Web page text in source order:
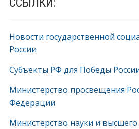
Новости государственной
России
Субъекты РФ для Победы
Министерство просвещения
Федерации
Министерство науки и